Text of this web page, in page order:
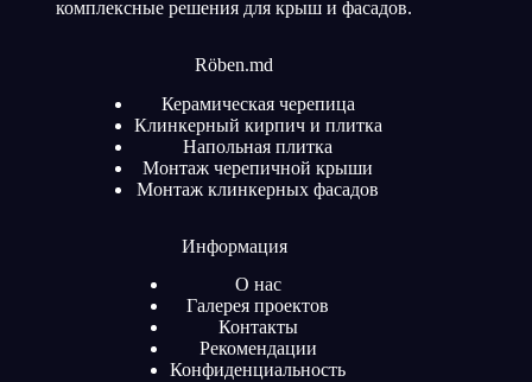
комплексные решения для крыш и фасадов.
Röben.md
Керамическая черепица
Клинкерный кирпич и плитка
Напольная плитка
Монтаж черепичной крыши
Монтаж клинкерных фасадов
Информация
О нас
Галерея проектов
Контакты
Рекомендации
Конфиденциальность